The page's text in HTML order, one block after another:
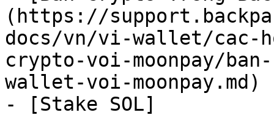
(https://
docs/vn/vi-wallet/cac-
crypto-voi-moonpay/
wallet-voi-moonpay.md)
- [Stake SOL]